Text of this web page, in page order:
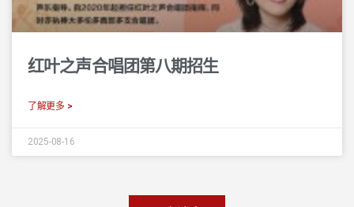
红叶之声合唱团第八期招生
了解更多 >
2025-08-16